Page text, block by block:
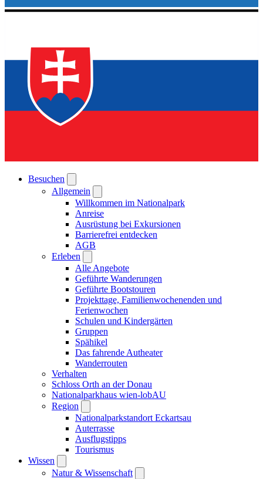
Besuchen
Allgemein
Willkommen im Nationalpark
Anreise
Ausrüstung bei Exkursionen
Barrierefrei entdecken
AGB
Erleben
Alle Angebote
Geführte Wanderungen
Geführte Bootstouren
Projekttage, Familienwochenenden und
Ferienwochen
Schulen und Kindergärten
Gruppen
Spähikel
Das fahrende Autheater
Wanderrouten
Verhalten
Schloss Orth an der Donau
Nationalparkhaus wien-lobAU
Region
Nationalparkstandort Eckartsau
Auterrasse
Ausflugstipps
Tourismus
Wissen
Natur & Wissenschaft